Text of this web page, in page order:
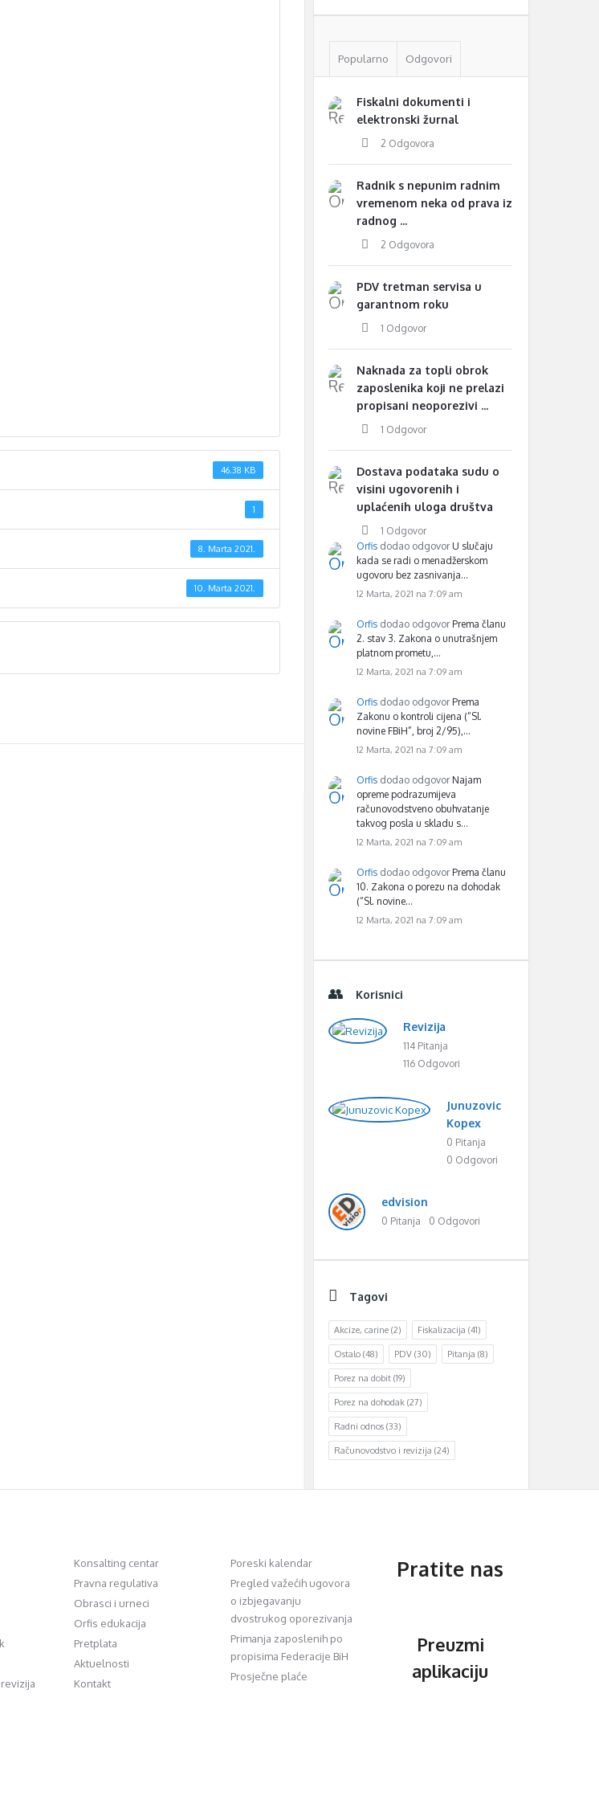
46.38 KB
1
8. Marta 2021.
10. Marta 2021.
Popularno Odgovori
Fiskalni dokumenti i
elektronski žurnal
2 Odgovora
Radnik s nepunim radnim
vremenom neka od prava iz
radnog ...
2 Odgovora
PDV tretman servisa u
garantnom roku
1 Odgovor
Naknada za topli obrok
zaposlenika koji ne prelazi
propisani neoporezivi ...
1 Odgovor
Dostava podataka sudu o
visini ugovorenih i
uplaćenih uloga društva
1 Odgovor
Orfis dodao odgovor U slučaju
kada se radi o menadžerskom
ugovoru bez zasnivanja…
12 Marta, 2021 na 7:09 am
Orfis dodao odgovor Prema članu
2. stav 3. Zakona o unutrašnjem
platnom prometu,…
12 Marta, 2021 na 7:09 am
Orfis dodao odgovor Prema
Zakonu o kontroli cijena (“Sl.
novine FBiH”, broj 2/95),…
12 Marta, 2021 na 7:09 am
Orfis dodao odgovor Najam
opreme podrazumijeva
računovodstveno obuhvatanje
takvog posla u skladu s…
12 Marta, 2021 na 7:09 am
Orfis dodao odgovor Prema članu
10. Zakona o porezu na dohodak
(“Sl. novine…
12 Marta, 2021 na 7:09 am
Korisnici
Revizija
114 Pitanja
116 Odgovori
Junuzovic
Kopex
0 Pitanja
0 Odgovori
edvision
0 Pitanja 0 Odgovori
Tagovi
Akcize, carine (2) Fiskalizacija (41)
Ostalo (48) PDV (30) Pitanja (8)
Porez na dobit (19)
Porez na dohodak (27)
Radni odnos (33)
Računovodstvo i revizija (24)
Konsalting centar
Pravna regulativa
Obrasci i urneci
Orfis edukacija
Pretplata
Aktuelnosti
Kontakt
Poreski kalendar
Pregled važećih ugovora
o izbjegavanju
dvostrukog oporezivanja
Primanja zaposlenih po
propisima Federacije BiH
Prosječne plaće
Pratite nas
Preuzmi
aplikaciju